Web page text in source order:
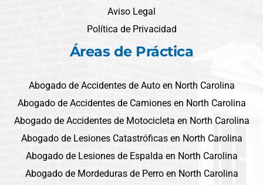
Aviso Legal
Política de Privacidad
Áreas de Práctica
Abogado de Accidentes de Auto en North Carolina
Abogado de Accidentes de Camiones en North Carolina
Abogado de Accidentes de Motocicleta en North Carolina
Abogado de Lesiones Catastróficas en North Carolina
Abogado de Lesiones de Espalda en North Carolina
Abogado de Mordeduras de Perro en North Carolina